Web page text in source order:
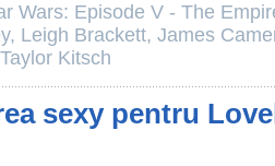
Wars: Episode V - The
, Leigh Brackett, James
Taylor Kitsch
sexy pentru